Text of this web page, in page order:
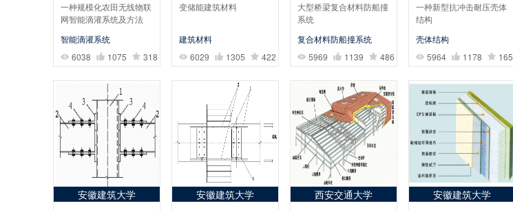
一种规模化农田无线物联
网智能滴灌系统及方法
智能滴灌系统
6038
1075 318
变储能建筑材料
建筑材料
6029
1305 422
大型桥梁复合材料防船撞
系统
复合材料防船撞系统
5969
1139 486
一种新型抗冲击耐压壳体
结构
壳体结构
5964
1178 165
安徽建筑大学 安徽建筑大学 西安交通大学 安徽建筑大学